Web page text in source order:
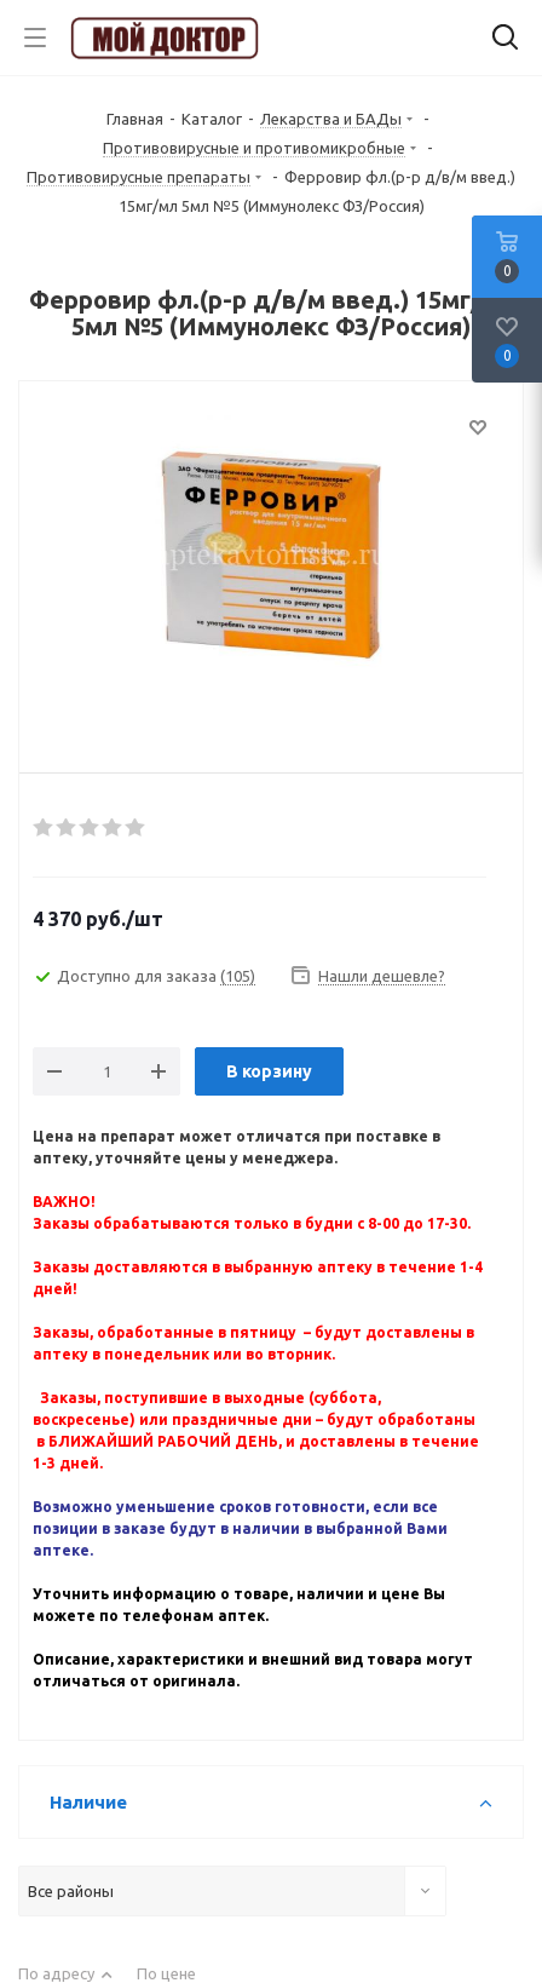
Главная - Каталог - Лекарства и БАДы
-
Противовирусные и противомикробные
-
Противовирусные препараты
- Ферровир фл.(р-р д/в/м введ.)
15мг/мл 5мл №5 (Иммунолекс ФЗ/Россия)
Ферровир фл.(р-р д/в/м введ.) 15мг/мл
5мл №5 (Иммунолекс ФЗ/Россия)
4 370 руб./шт
Доступно для заказа (105) Нашли дешевле?
В корзину
Цена на препарат может отличатся при поставке в
аптеку, уточняйте цены у менеджера.
ВАЖНО!
Заказы обрабатываются только в будни с 8-00 до 17-30.
Заказы доставляются в выбранную аптеку в течение 1-4
дней!
Заказы, обработанные в пятницу – будут доставлены в
аптеку в понедельник или во вторник.
Заказы, поступившие в выходные (суббота,
воскресенье) или праздничные дни – будут обработаны
в БЛИЖАЙШИЙ РАБОЧИЙ ДЕНЬ, и доставлены в течение
1-3 дней.
Возможно уменьшение сроков готовности, если все
позиции в заказе будут в наличии в выбранной Вами
аптеке.
Уточнить информацию о товаре, наличии и цене Вы
можете по телефонам аптек.
Описание, характеристики и внешний вид товара могут
отличаться от оригинала.
Наличие
Все районы
По адресу По цене
0
0